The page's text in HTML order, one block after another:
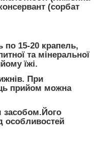
(сорбат
по 15-20 крапель,
та мінеральної
їжі.
При
прийом можна
засобом.Його
особливостей